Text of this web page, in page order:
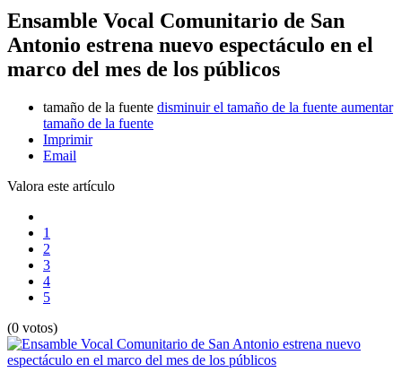
Ensamble Vocal Comunitario de San
Antonio estrena nuevo espectáculo en el
marco del mes de los públicos
tamaño de la fuente disminuir el tamaño de la fuente aumentar
tamaño de la fuente
Imprimir
Email
Valora este artículo
1
2
3
4
5
(0 votos)